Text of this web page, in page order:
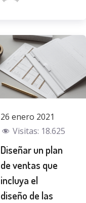
26 enero 2021
Visitas: 18.625
Diseñar un plan
de ventas que
incluya el
diseño de las